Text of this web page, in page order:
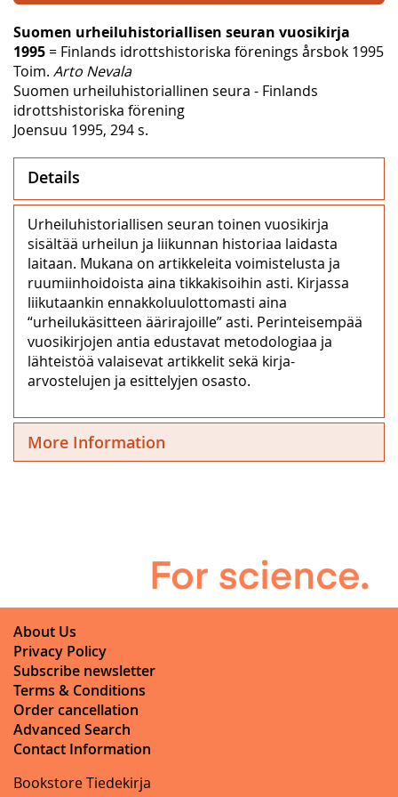
Suomen urheiluhistoriallisen seuran vuosikirja
1995 = Finlands idrottshistoriska förenings årsbok 1995
Toim. Arto Nevala
Suomen urheiluhistoriallinen seura - Finlands
idrottshistoriska förening
Joensuu 1995, 294 s.
Details
Urheiluhistoriallisen seuran toinen vuosikirja
sisältää urheilun ja liikunnan historiaa laidasta
laitaan. Mukana on artikkeleita voimistelusta ja
ruumiinhoidoista aina tikkakisoihin asti. Kirjassa
liikutaankin ennakkoluulottomasti aina
“urheilukäsitteen äärirajoille” asti. Perinteisempää
vuosikirjojen antia edustavat metodologiaa ja
lähteistöä valaisevat artikkelit sekä kirja-
arvostelujen ja esittelyjen osasto.
More Information
About Us
Privacy Policy
Subscribe newsletter
Terms & Conditions
Order cancellation
Advanced Search
Contact Information
Bookstore Tiedekirja